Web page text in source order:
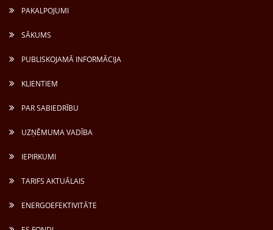
PAKALPOJUMI
SĀKUMS
PUBLISKOJAMĀ INFORMĀCIJA
KLIENTIEM
PAR SABIEDRĪBU
UZŅĒMUMA VADĪBA
IEPIRKUMI
TARIFS AKTUĀLAIS
ENERGOEFEKTIVITĀTE